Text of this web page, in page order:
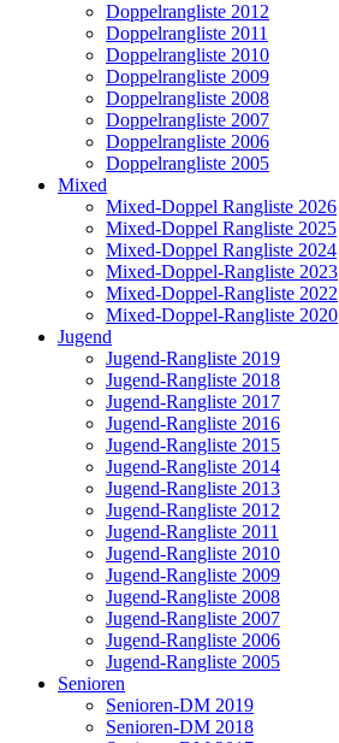
Doppelrangliste 2012
Doppelrangliste 2011
Doppelrangliste 2010
Doppelrangliste 2009
Doppelrangliste 2008
Doppelrangliste 2007
Doppelrangliste 2006
Doppelrangliste 2005
Mixed
Mixed-Doppel Rangliste 2026
Mixed-Doppel Rangliste 2025
Mixed-Doppel Rangliste 2024
Mixed-Doppel-Rangliste 2023
Mixed-Doppel-Rangliste 2022
Mixed-Doppel-Rangliste 2020
Jugend
Jugend-Rangliste 2019
Jugend-Rangliste 2018
Jugend-Rangliste 2017
Jugend-Rangliste 2016
Jugend-Rangliste 2015
Jugend-Rangliste 2014
Jugend-Rangliste 2013
Jugend-Rangliste 2012
Jugend-Rangliste 2011
Jugend-Rangliste 2010
Jugend-Rangliste 2009
Jugend-Rangliste 2008
Jugend-Rangliste 2007
Jugend-Rangliste 2006
Jugend-Rangliste 2005
Senioren
Senioren-DM 2019
Senioren-DM 2018